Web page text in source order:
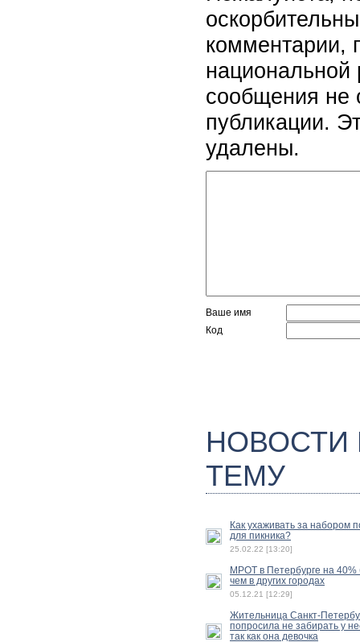
комментарии,
национальной
сообщения не
публикации.
удалены.
Ваше имя
Код
ТЕМУ
Как ухаживать за набором
для пикника?
25.02.22 [13:20]
МРОТ в Петербурге на 40%
чем в других городах
05.12.21 [12:29]
Жительница Санкт-
попросила не забирать у
так как она девочка